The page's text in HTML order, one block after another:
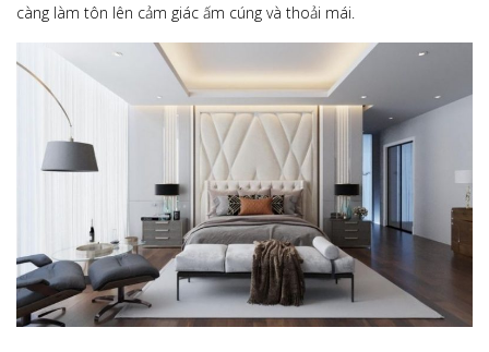
càng làm tôn lên cảm giác ấm cúng và thoải mái.